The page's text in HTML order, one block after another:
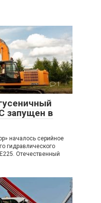
1
запущен в
началось серийное
гидравлического
Отечественный